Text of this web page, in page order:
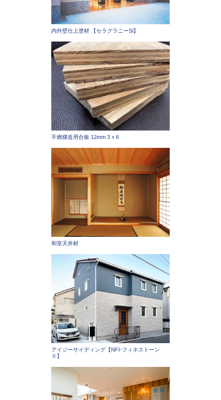
内外壁仕上塗材 【セラグラニーSi】
不燃構造用合板 12mm 3 × 6
和室天井材
アイジーサイディング【NFI-フィネストーン
Ⅱ】